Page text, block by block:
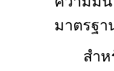
มาตรฐา
สำ